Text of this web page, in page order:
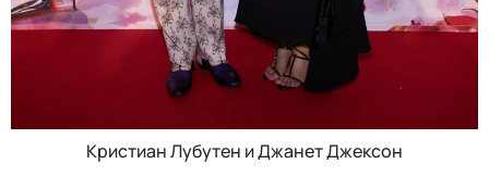
Кристиан Лубутен и Джанет Джексон